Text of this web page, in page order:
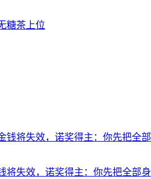
糖茶上位
将失效，诺奖得主：你先把全部